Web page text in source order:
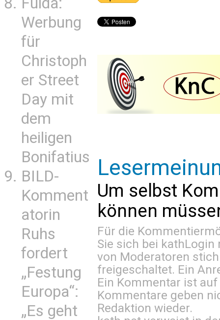
Werbung
für
Christoph
er Street
Day mit
dem
heiligen
Bonifatius
BILD-
Komment
atorin
Ruhs
fordert
„Festung
Europa“:
„Es geht
Um selbst
können
Für die
Sie sich bei kathLogin
von Moderatoren
freigeschaltet. Ein
Ein Kommentar ist
Kommentare geben
Redaktion wieder.